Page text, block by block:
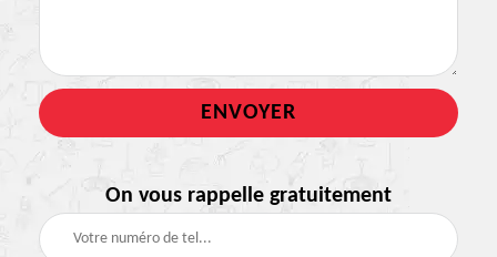
On vous rappelle gratuitement